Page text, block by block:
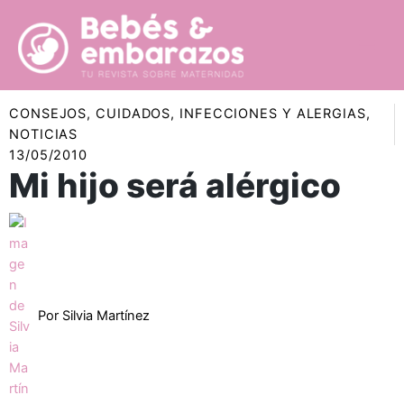
contenido
CONSEJOS,CUIDADOS, INFECCIONES Y ALERGIAS,
NOTICIAS
13/05/2010
Mi hijo será alérgico
Por Silvia Martínez